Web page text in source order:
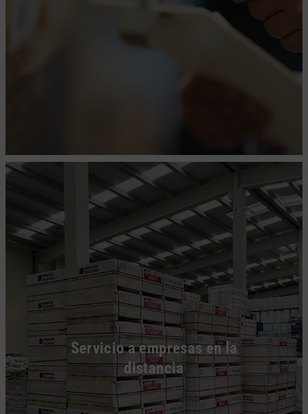
Servicio a empresas en la
distancia